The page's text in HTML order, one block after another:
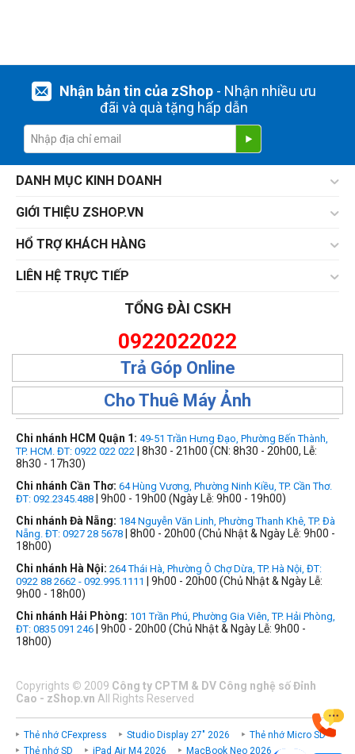
Nhận bản tin của zShop- Nhận nhiều ưu
đãi và quà tặng hấp dẫn
DANH MỤC KINH DOANH
GIỚI THIỆU ZSHOP.VN
HỔ TRỢ KHÁCH HÀNG
LIÊN HỆ TRỰC TIẾP
TỔNG ĐÀI CSKH
0922022022
Trả Góp Online
Cho Thuê Máy Ảnh
Chi nhánh HCM Quận 1: 49-51 Trần Hưng Đạo, Phường Bến Thành,
TP. HCM. ĐT: 0922 022 022 | 8h30 - 21h00 (CN: 8h30 - 20h00, Lễ:
8h30 - 17h30)
Chi nhánh Cần Thơ: 64 Hùng Vương, Phường Ninh Kiều, TP. Cần Thơ.
ĐT: 092.2345.488 | 9h00 - 19h00 (Ngày Lễ: 9h00 - 19h00)
Chi nhánh Đà Nẵng: 184 Nguyễn Văn Linh, Phường Thanh Khê, TP. Đà
Nẵng. ĐT: 0927 28 5678 | 8h00 - 20h00 (Chủ Nhật & Ngày Lễ: 9h00 -
18h00)
Chi nhánh Hà Nội: 264 Thái Hà, Phường Ô Chợ Dừa, TP. Hà Nội, ĐT:
0922 88 2662 - 092.995.1111
| 9h00 - 20h00 (Chủ Nhật & Ngày Lễ:
9h00 - 18h00)
Chi nhánh Hải Phòng: 101 Trần Phú, Phường Gia Viên, TP. Hải Phòng,
ĐT: 0835 091 246 | 9h00 - 20h00 (Chủ Nhật & Ngày Lễ: 9h00 -
18h00)
Copyrights © 2009 Công ty CPTM & DV Công nghệ số Đỉnh
Cao - zShop.vn All Rights Reserved
Thẻ nhớ CFexpress Studio Display 27" 2026
Thẻ nhớ Micro SD
Thẻ nhớ SD
iPad Air M4 2026 MacBook Neo 2026